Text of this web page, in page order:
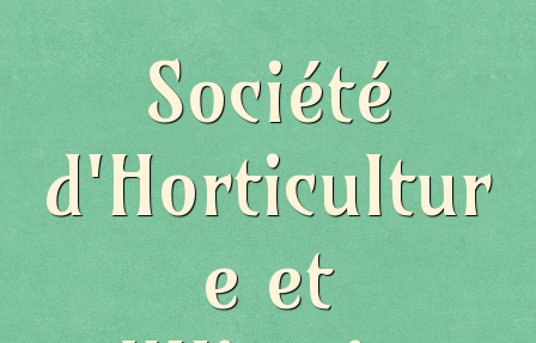
Société
d'Horticultur
e et